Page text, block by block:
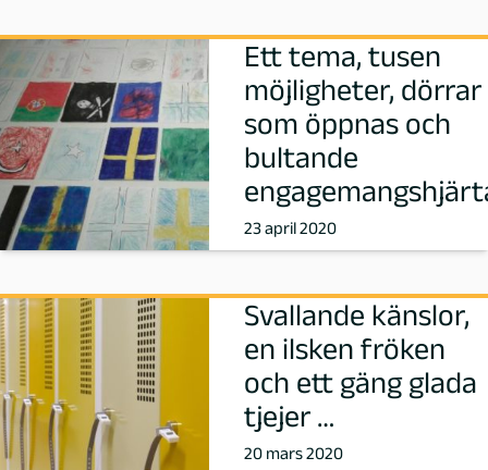
Ett tema, tusen
möjligheter, dörrar
som öppnas och
bultande
23 april 2020
Svallande känslor,
en ilsken fröken
och ett gäng glada
tjejer …
20 mars 2020